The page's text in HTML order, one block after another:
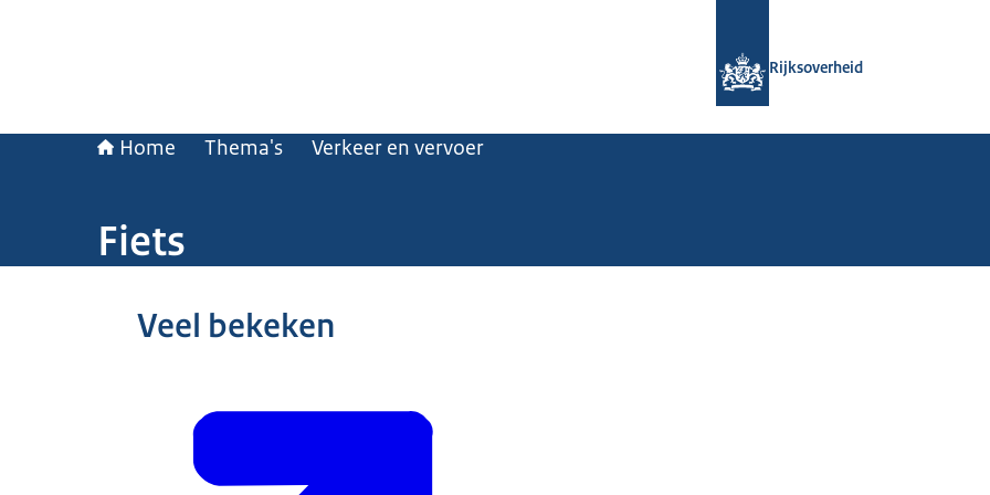
Rijksoverheid
Home Thema's Verkeer en vervoer
Fiets
Veel bekeken